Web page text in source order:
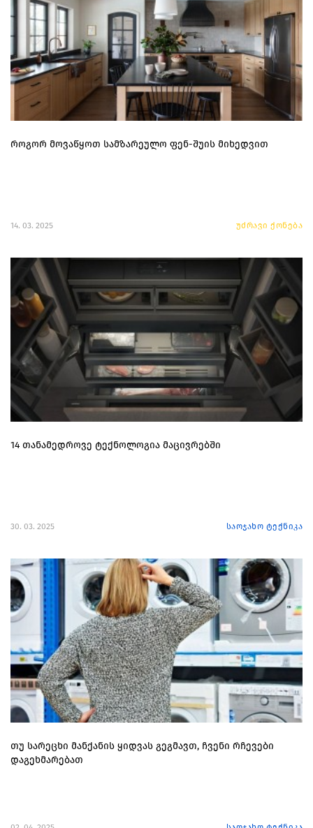
როგორ მოვაწყოთ სამზარეულო ფენ-შუის მიხედვით
14. 03. 2025 უძრავი ქონება
14 თანამედროვე ტექნოლოგია მაცივრებში
30. 03. 2025 საოჯახო ტექნიკა
თუ სარეცხი მანქანის ყიდვას გეგმავთ, ჩვენი რჩევები
დაგეხმარებათ